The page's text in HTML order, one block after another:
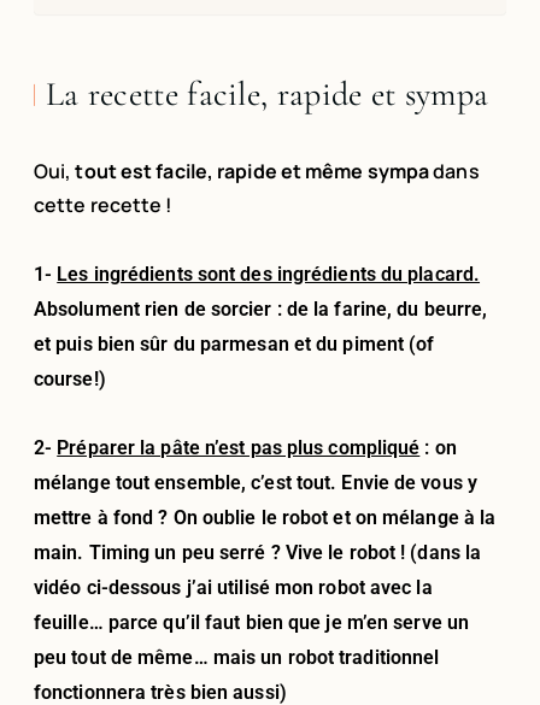
La recette facile, rapide et sympa
Oui,tout est facile, rapide et même sympadans
cette recette !
1- Les ingrédients sont des ingrédients du placard.
Absolument rien de sorcier : de la farine, du beurre,
et puis bien sûr du parmesan et du piment (of
course!)
2- Préparer la pâte n’est pas plus compliqué : on
mélange tout ensemble, c’est tout. Envie de vous y
mettre à fond ? On oublie le robot et on mélange à la
main. Timing un peu serré ? Vive le robot ! (dans la
vidéo ci-dessous j’ai utilisé mon robot avec la
feuille… parce qu’il faut bien que je m’en serve un
peu tout de même… mais un robot traditionnel
fonctionnera très bien aussi)